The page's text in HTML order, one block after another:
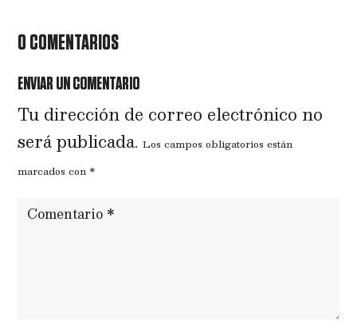
0 COMENTARIOS
ENVIAR UN COMENTARIO
Tu dirección de correo electrónico no
será publicada. Los campos obligatorios están
marcados con *